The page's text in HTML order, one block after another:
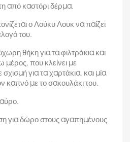
από καστόρι δέρμα.
ο Λούκυ Λουκ να παίζει
του.
θήκη για τα φιλτράκια και
που κλείνει με
για τα χαρτάκια, και μία
καπνό με το σακουλάκι του.
για δώρο στους αγαπημένους